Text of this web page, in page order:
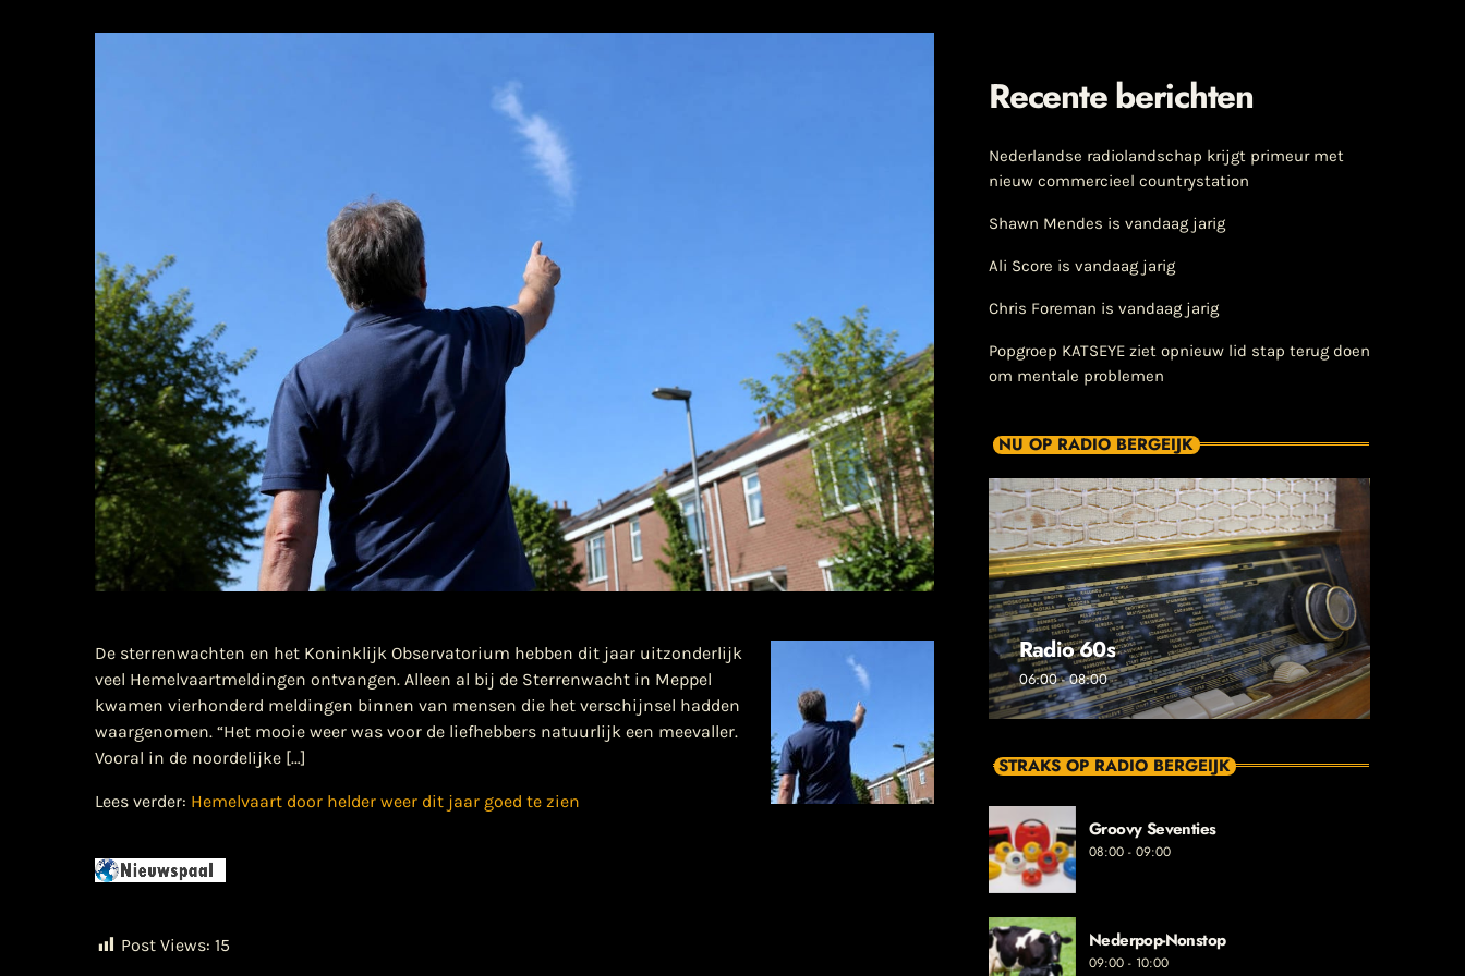
De sterrenwachten en het Koninklijk Observatorium hebben dit jaar uitzonderlijk
veel Hemelvaartmeldingen ontvangen. Alleen al bij de Sterrenwacht in Meppel
kwamen vierhonderd meldingen binnen van mensen die het verschijnsel hadden
waargenomen. “Het mooie weer was voor de liefhebbers natuurlijk een meevaller.
Vooral in de noordelijke […]
Lees verder: Hemelvaart door helder weer dit jaar goed te zien
Post Views: 15
Recente berichten
Nederlandse radiolandschap krijgt primeur met
nieuw commercieel countrystation
Shawn Mendes is vandaag jarig
Ali Score is vandaag jarig
Chris Foreman is vandaag jarig
Popgroep KATSEYE ziet opnieuw lid stap terug doen
om mentale problemen
NU OP RADIO BERGEIJK
Radio 60s
06:00 - 08:00
STRAKS OP RADIO BERGEIJK
Groovy Seventies
08:00 - 09:00
Nederpop-Nonstop
09:00 - 10:00